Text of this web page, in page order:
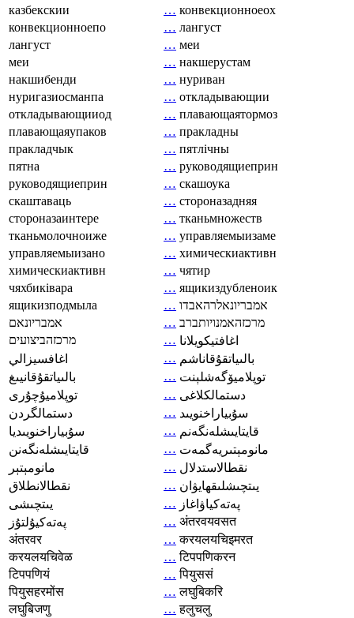
казбекскии
… конвекционноеох
конвекционноепо
… лангуст
лангуст
… меи
меи
… накшерустам
накшибенди
… нуриван
нуригазиосманпа
… откладывающии
откладывающииод
… плавающаятормоз
плавающаяупаков
… пракладны
пракладчык
… пятлічны
пятна
… руководящиеприн
руководящиеприн
… скашоука
скаштаваць
… стороназадняя
стороназаинтере
… тканьмножеств
тканьмолочноиже
… управляемыизаме
управляемыизано
… химическиактивн
химическиактивн
… чятир
чяхбиківара
… ящикиздубленоик
ящикизподмыла
… אמבריונאלרהאבדו
אמבריונאם
… מרכזהאמנויותברב
מרכזהביצועים
… اغافتيكويلانا
اغافسيزالي
… بالىياتقۇقاناشم
بالىياتقۇقانيىغ
… توپلاميۆگەشلېنت
توپلاميۇچۇرى
… دستمالکلاغی
دستمالگردن
… سۇبياراخنويىد
سۇبياراخنويىديا
… قايتايىشلەنگەنم
قايتايىشلەنگەنن
… مانومېتىريەگمەت
مانومېتېر
… نقطالاستدلال
نقطالانطلاق
… يىتچىشلىقھايۋان
يىتچىشى
… پەتەكياۋاغاز
پەتەكيۇلتۇز
… अंतरवयवसत
अंतरवर
… करयलयचिइमरत
करयलयचिवेळ
… टिपपणिकरन
टिपपणियं
… पियुससं
पियुसहरमोंस
… लघुबिकरि
लघुबिजणु
… हलुचलु